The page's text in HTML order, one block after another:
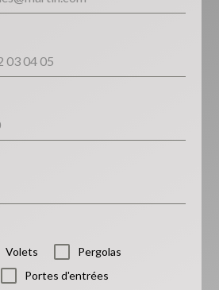
Volets
Pergolas
Portes d'entrées